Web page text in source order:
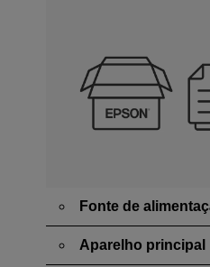
Fonte de
Aparelho principal